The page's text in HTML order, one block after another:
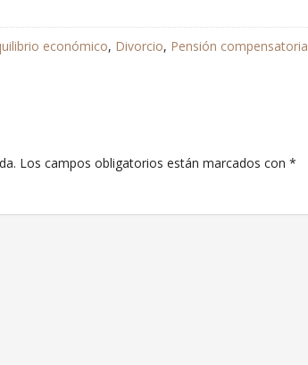
económico, Divorcio, Pensión compensatoria
Los campos obligatorios están marcados con *